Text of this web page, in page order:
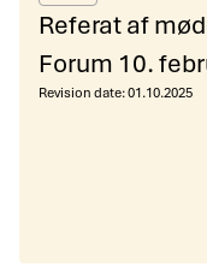
Referat af
Forum 10.
Revision date:01.10.2025